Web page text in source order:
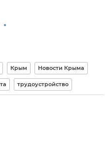
Крым Новости Крыма
трудоустройство